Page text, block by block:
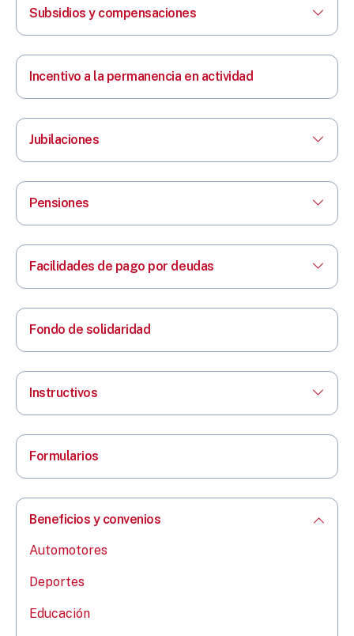
Subsidios y compensaciones
Incentivo a la permanencia en actividad
Jubilaciones
Pensiones
Facilidades de pago por deudas
Fondo de solidaridad
Instructivos
Formularios
Beneficios y convenios
Automotores
Deportes
Educación